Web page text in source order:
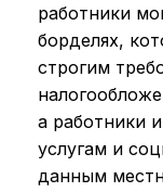
работники
борделях,
строгим
а работники
услугам и
данным